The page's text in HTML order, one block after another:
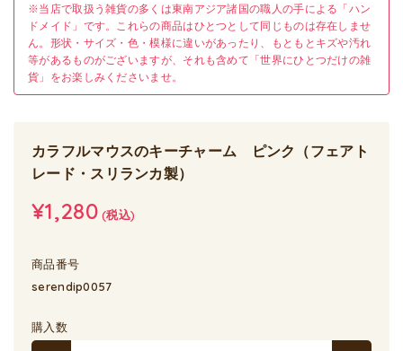
※当店で取扱う雑貨の多くは東南アジア諸国の職人の手による「ハン
ドメイド」です。これらの商品はひとつとして同じものは存在しませ
ん。形状・サイズ・色・模様に違いがあったり、もともとキズや汚れ
等があるものがございますが、それも含めて「世界にひとつだけの雑
貨」をお楽しみくださいませ。
カラフルマウスのキーチャーム ピンク（フェアト
レード・スリランカ製）
¥1,280(税込)
商品番号
serendip0057
購入数